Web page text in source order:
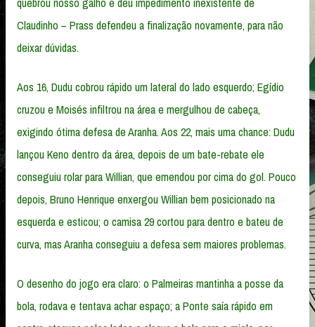
Claudinho – Prass defendeu a finalização novamente, para não
deixar dúvidas.
Aos 16, Dudu cobrou rápido um lateral do lado esquerdo; Egídio
cruzou e Moisés infiltrou na área e mergulhou de cabeça,
exigindo ótima defesa de Aranha. Aos 22, mais uma chance: Dudu
lançou Keno dentro da área, depois de um bate-rebate ele
conseguiu rolar para Willian, que emendou por cima do gol. Pouco
depois, Bruno Henrique enxergou Willian bem posicionado na
esquerda e esticou; o camisa 29 cortou para dentro e bateu de
curva, mas Aranha conseguiu a defesa sem maiores problemas.
O desenho do jogo era claro: o Palmeiras mantinha a posse da
bola, rodava e tentava achar espaço; a Ponte saía rápido em